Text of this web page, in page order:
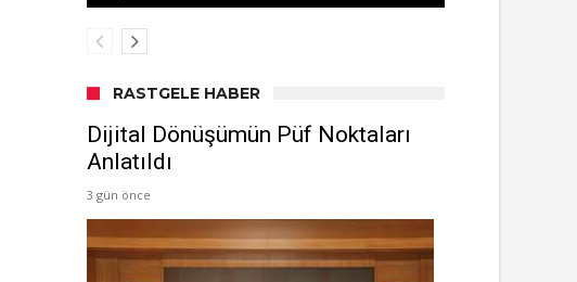
RASTGELE HABER
Dijital Dönüşümün Püf Noktaları
Anlatıldı
3 gün önce